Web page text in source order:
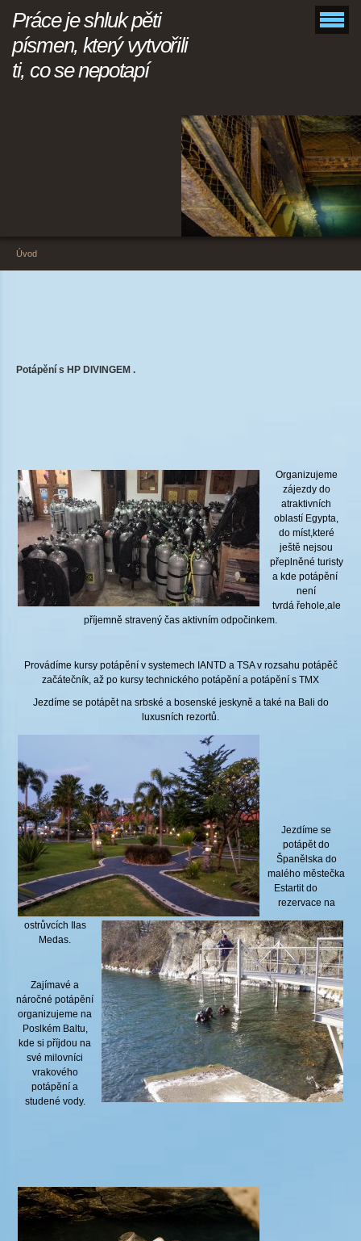
Práce je shluk pěti
písmen, který vytvořili
ti, co se nepotapí
Úvod
Potápění s HP DIVINGEM .
Organizujeme
zájezdy do
atraktivních
oblastí Egypta,
do míst,které
ještě nejsou
přeplněné turisty
a kde potápění
není
tvrdá řehole,ale
příjemně stravený čas aktivním odpočinkem.
Provádíme kursy potápění v systemech IANTD a TSA v rozsahu potápěč
začátečník, až po kursy technického potápění a potápění s TMX
Jezdíme se potápět na srbské a bosenské jeskyně a také na Bali do
luxusních rezortů.
Jezdíme se
potápět do
Španělska do
malého městečka
Estartit do
rezervace na
ostrůvcích Ilas
Medas.
Zajímavé a
náročné potápění
organizujeme na
Poslkém Baltu,
kde si příjdou na
své milovníci
vrakového
potápění a
studené vody.